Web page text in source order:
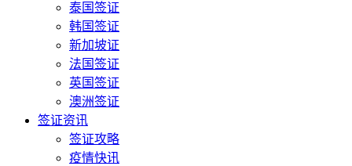
泰国签证
韩国签证
新加坡证
法国签证
英国签证
澳洲签证
签证资讯
签证攻略
疫情快讯